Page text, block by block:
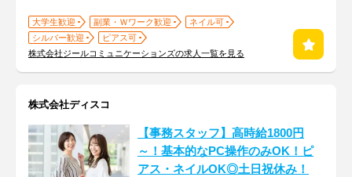
大学生歓迎 副業・Ｗワーク歓迎
ネイル可
シルバー歓迎
ピアス可
株式会社ジールコミュニケーションズの求人一覧を見る
株式会社ディスコ
【事務スタッフ】高時給1800円
～！基本的なPC操作のみOK！ピ
アス・ネイルOK◎土日祝休み！